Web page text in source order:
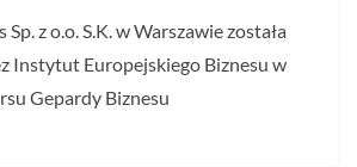
z o.o. S.K. w Warszawie została
Instytut Europejskiego Biznesu w
Gepardy Biznesu